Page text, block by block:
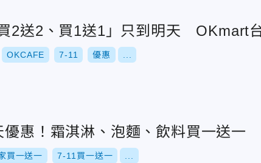
2送2、買1送1」只到明天 OKmart
OKCAFE 7-11 優惠
惠！霜淇淋、泡麵、飲料買一送一
買一送一 7-11買一送一